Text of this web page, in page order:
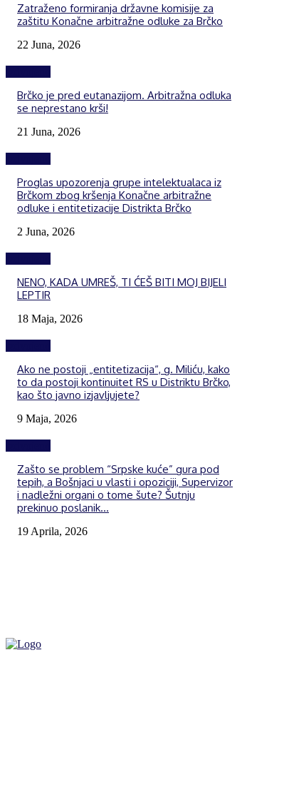
Zatraženo formiranja državne komisije za
zaštitu Konačne arbitražne odluke za Brčko
22 Juna, 2026
Brčko je pred eutanazijom. Arbitražna odluka
se neprestano krši!
21 Juna, 2026
Proglas upozorenja grupe intelektualaca iz
Brčkom zbog kršenja Konačne arbitražne
odluke i entitetizacije Distrikta Brčko
2 Juna, 2026
NENO, KADA UMREŠ, TI ĆEŠ BITI MOJ BIJELI
LEPTIR
18 Maja, 2026
Ako ne postoji „entitetizacija“, g. Miliću, kako
to da postoji kontinuitet RS u Distriktu Brčko,
kao što javno izjavljujete?
9 Maja, 2026
Zašto se problem “Srpske kuće” gura pod
tepih, a Bošnjaci u vlasti i opoziciji, Supervizor
i nadležni organi o tome šute? Šutnju
prekinuo poslanik...
19 Aprila, 2026